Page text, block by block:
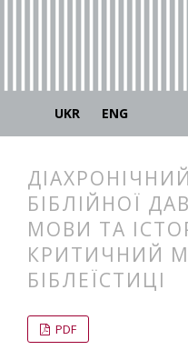
UKR ENG
БІБЛІЙНОЇ
МОВИ ТА
КРИТИЧНИЙ
БІБЛЕЇСТИЦІ
PDF